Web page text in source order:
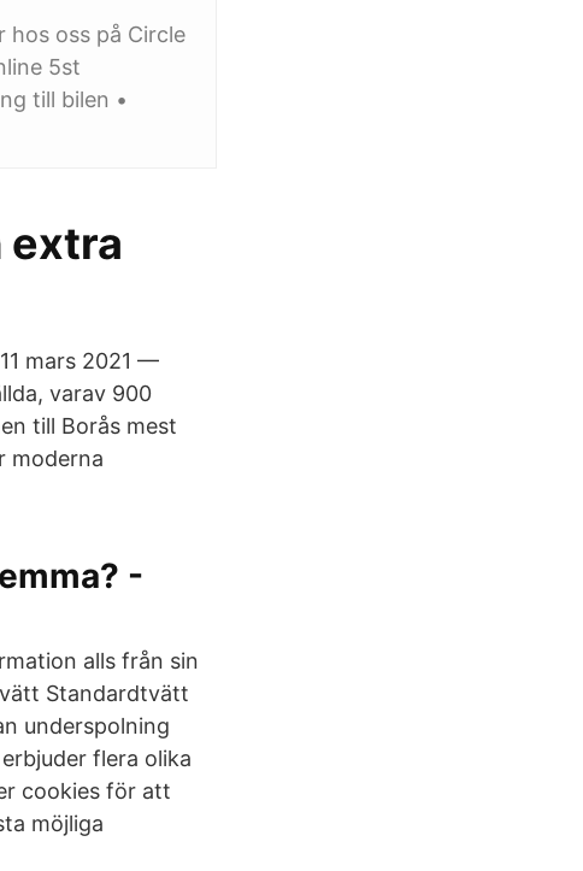
hos oss på Circle
5st
till bilen •
extra
mars 2021 —
varav 900
till Borås mest
moderna
-
alls från sin
Standardtvätt
underspolning
flera olika
cookies för att
möjliga